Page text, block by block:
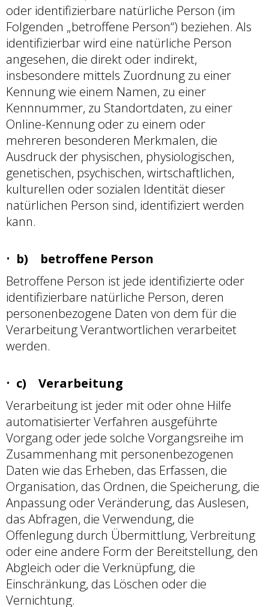
oder identifizierbare natürliche Person (im
Folgenden „betroffene Person“) beziehen. Als
identifizierbar wird eine natürliche Person
angesehen, die direkt oder indirekt,
insbesondere mittels Zuordnung zu einer
Kennung wie einem Namen, zu einer
Kennnummer, zu Standortdaten, zu einer
Online-Kennung oder zu einem oder
mehreren besonderen Merkmalen, die
Ausdruck der physischen, physiologischen,
genetischen, psychischen, wirtschaftlichen,
kulturellen oder sozialen Identität dieser
natürlichen Person sind, identifiziert werden
kann.
b) betroffene Person
Betroffene Person ist jede identifizierte oder
identifizierbare natürliche Person, deren
personenbezogene Daten von dem für die
Verarbeitung Verantwortlichen verarbeitet
werden.
c) Verarbeitung
Verarbeitung ist jeder mit oder ohne Hilfe
automatisierter Verfahren ausgeführte
Vorgang oder jede solche Vorgangsreihe im
Zusammenhang mit personenbezogenen
Daten wie das Erheben, das Erfassen, die
Organisation, das Ordnen, die Speicherung, die
Anpassung oder Veränderung, das Auslesen,
das Abfragen, die Verwendung, die
Offenlegung durch Übermittlung, Verbreitung
oder eine andere Form der Bereitstellung, den
Abgleich oder die Verknüpfung, die
Einschränkung, das Löschen oder die
Vernichtung.